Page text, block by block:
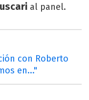
al panel.
con Roberto
en..."